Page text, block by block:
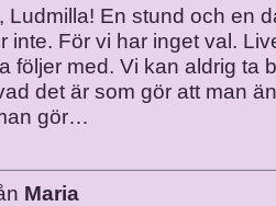
Ludmilla! En stund och en
inte. För vi har inget val.
följer med. Vi kan aldrig ta
det är som gör att man
gör…
Maria